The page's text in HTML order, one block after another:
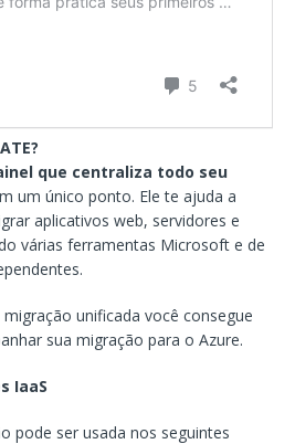
que centraliza todo seu
um único ponto. Ele te ajuda a
aplicativos web, servidores e
várias ferramentas Microsoft e de
unificada você consegue
sua migração para o Azure.
IaaS
pode ser usada nos seguintes